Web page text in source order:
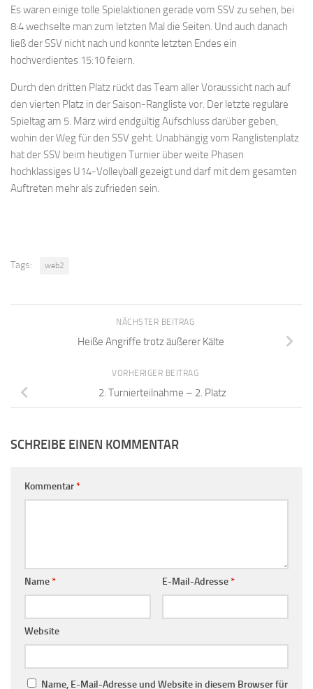
Es waren einige tolle Spielaktionen gerade vom SSV zu sehen, bei
8:4 wechselte man zum letzten Mal die Seiten. Und auch danach
ließ der SSV nicht nach und konnte letzten Endes ein
hochverdientes 15:10 feiern.
Durch den dritten Platz rückt das Team aller Voraussicht nach auf
den vierten Platz in der Saison-Rangliste vor. Der letzte reguläre
Spieltag am 5. März wird endgültig Aufschluss darüber geben,
wohin der Weg für den SSV geht. Unabhängig vom Ranglistenplatz
hat der SSV beim heutigen Turnier über weite Phasen
hochklassiges U14-Volleyball gezeigt und darf mit dem gesamten
Auftreten mehr als zufrieden sein.
Tags: web2
NÄCHSTER BEITRAG
Heiße Angriffe trotz äußerer Kälte
VORHERIGER BEITRAG
2. Turnierteilnahme – 2. Platz
SCHREIBE EINEN KOMMENTAR
Kommentar*
Name* E-Mail-Adresse*
Website
Name, E-Mail-Adresse und Website in diesem Browser für